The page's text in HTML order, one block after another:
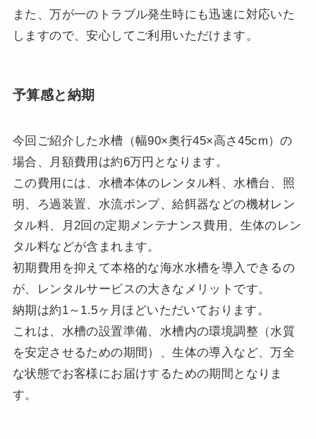
また、万が一のトラブル発生時にも迅速に対応いた
しますので、安心してご利用いただけます。
予算感と納期
今回ご紹介した水槽（幅90×奥行45×高さ45cm）の
場合、月額費用は約6万円となります。
この費用には、水槽本体のレンタル料、水槽台、照
明、ろ過装置、水流ポンプ、給餌器などの機材レン
タル料、月2回の定期メンテナンス費用、生体のレン
タル料などが含まれます。
初期費用を抑えて本格的な海水水槽を導入できるの
が、レンタルサービスの大きなメリットです。
納期は約1～1.5ヶ月ほどいただいております。
これは、水槽の設置準備、水槽内の環境調整（水質
を安定させるための期間）、生体の導入など、万全
な状態でお客様にお届けするための期間となりま
す。